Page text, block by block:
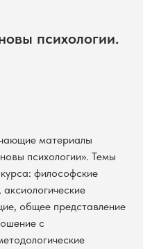
психологии.
материалы
психологии». Темы
философские
общее представление
с